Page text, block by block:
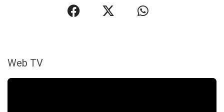
Web TV